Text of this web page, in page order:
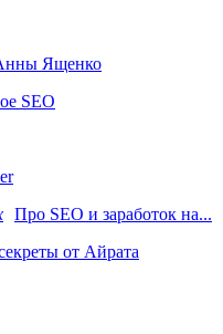
Ященко
SEO
Про SEO и заработок на...
от Айрата